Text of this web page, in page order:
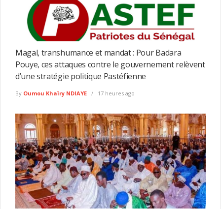
Magal, transhumance et mandat : Pour Badara
Pouye, ces attaques contre le gouvernement relèvent
d’une stratégie politique Pastéfienne
By Oumou Khaïry NDIAYE 17 heures ago